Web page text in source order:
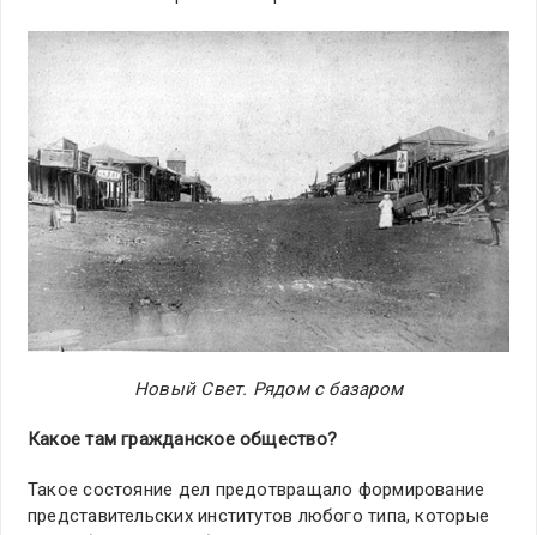
Новый Свет. Рядом с базаром
Какое там гражданское общество?
Такое состояние дел предотвращало формирование
представительских институтов любого типа, которые